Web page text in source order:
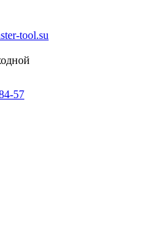
tool.su
57